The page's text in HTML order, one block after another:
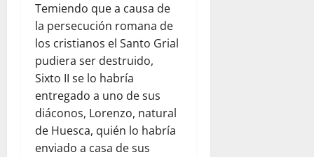
Temiendo que a causa de
la persecución romana de
los cristianos el Santo Grial
pudiera ser destruido,
Sixto II se lo habría
entregado a uno de sus
diáconos, Lorenzo, natural
de Huesca, quién lo habría
enviado a casa de sus